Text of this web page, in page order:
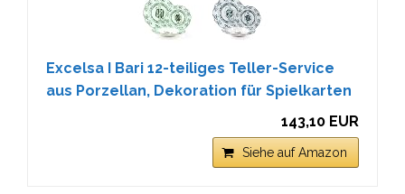
Excelsa I Bari 12-teiliges Teller-Service
aus Porzellan, Dekoration für Spielkarten
143,10 EUR
Siehe auf Amazon